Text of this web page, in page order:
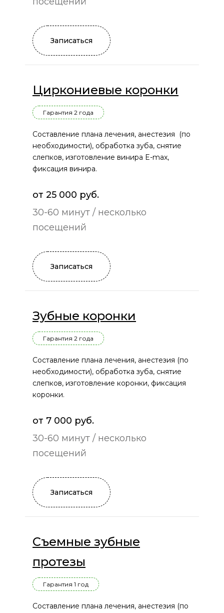
Записаться
Циркониевые коронки
Гарантия 2 года
Составление плана лечения, анестезия (по
необходимости), обработка зуба, снятие
слепков, изготовление винира E-max,
фиксация винира.
от 25 000 руб.
30-60 минут / несколько
посещений
Записаться
Зубные коронки
Гарантия 2 года
Составление плана лечения, анестезия (по
необходимости), обработка зуба, снятие
слепков, изготовление коронки, фиксация
коронки.
от 7 000 руб.
30-60 минут / несколько
посещений
Записаться
Съемные зубные
протезы
Гарантия 1 год
Составление плана лечения, анестезия (по